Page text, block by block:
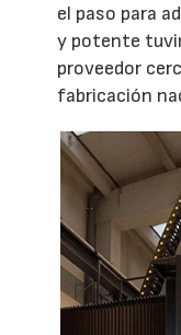
el paso para
y potente
proveedor
fabricación